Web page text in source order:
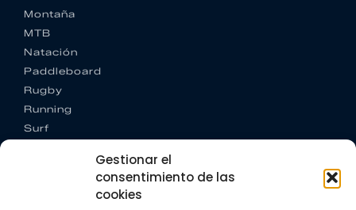
Gestionar el
consentimiento de las
cookies
Montaña
MTB
Natación
Paddleboard
Rugby
Running
Surf
CONTACTO